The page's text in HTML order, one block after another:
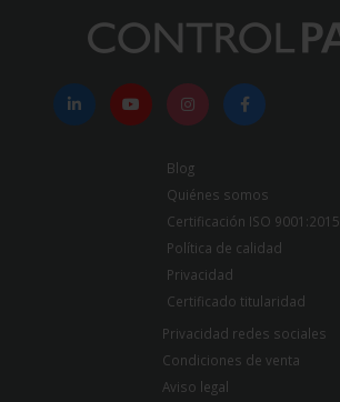
Blog
Quiénes somos
Certificación ISO 9001:2015
Política de calidad
Privacidad
Certificado titularidad
Privacidad redes sociales
Condiciones de venta
Aviso legal